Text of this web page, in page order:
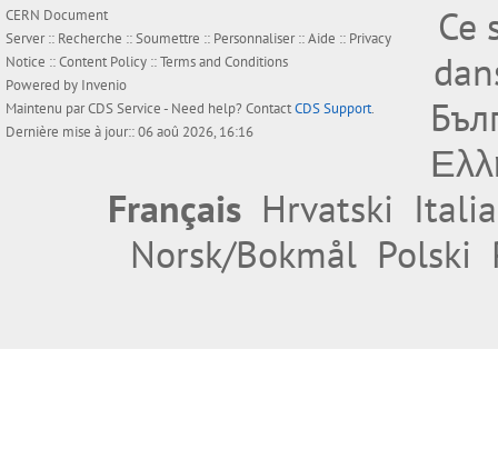
CERN Document
Server :: Recherche ::Soumettre :: Personnaliser::Aide :: Privacy
Notice ::Content Policy ::Terms and Conditions
Powered by Invenio
Maintenu parCDS Service- Need help? ContactCDS Support.
Dernière mise à jour:: 06 aoû 2026, 16:16
Ce
Français Hrvatski
Norsk/Bokmål Polski